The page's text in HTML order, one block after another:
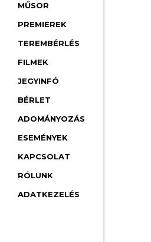
MŰSOR
PREMIEREK
TEREMBÉRLÉS
FILMEK
JEGYINFÓ
BÉRLET
ADOMÁNYOZÁS
ESEMÉNYEK
KAPCSOLAT
RÓLUNK
ADATKEZELÉS